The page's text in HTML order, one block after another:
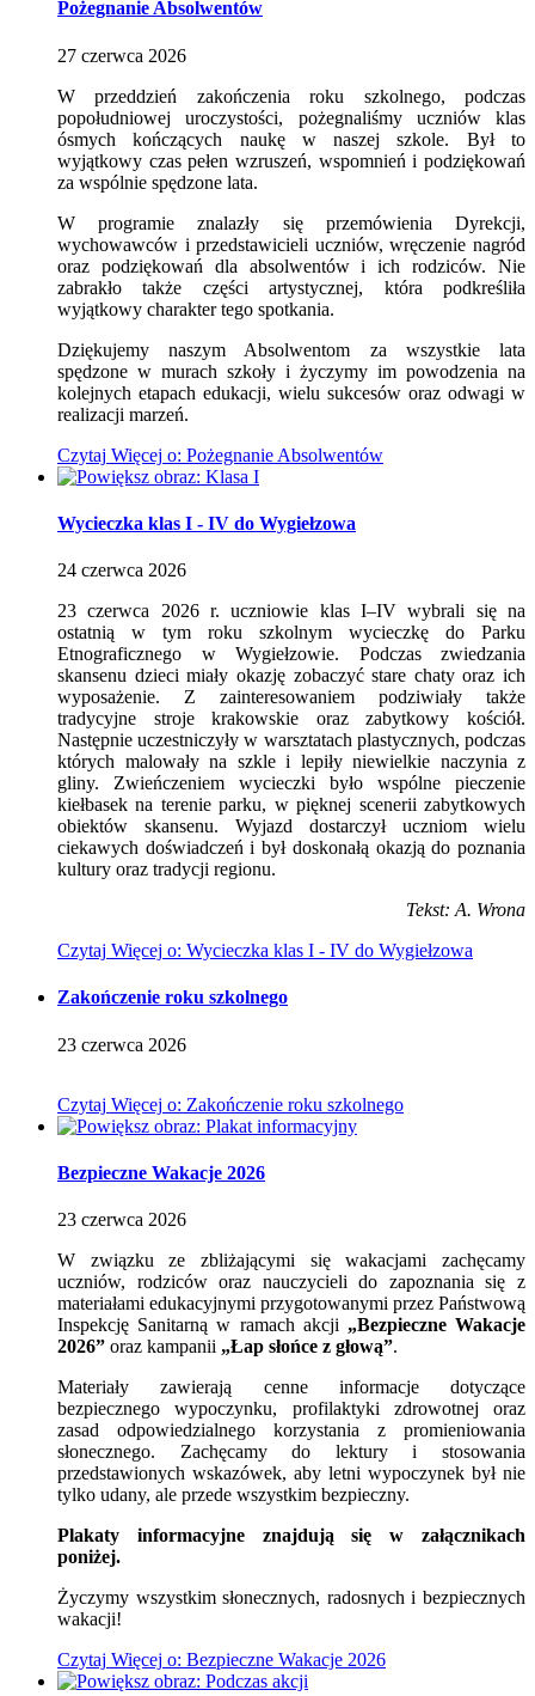
Pożegnanie Absolwentów
27 czerwca 2026
W przeddzień zakończenia roku szkolnego, podczas
popołudniowej uroczystości, pożegnaliśmy uczniów klas
ósmych kończących naukę w naszej szkole. Był to
wyjątkowy czas pełen wzruszeń, wspomnień i podziękowań
za wspólnie spędzone lata.
W programie znalazły się przemówienia Dyrekcji,
wychowawców i przedstawicieli uczniów, wręczenie nagród
oraz podziękowań dla absolwentów i ich rodziców. Nie
zabrakło także części artystycznej, która podkreśliła
wyjątkowy charakter tego spotkania.
Dziękujemy naszym Absolwentom za wszystkie lata
spędzone w murach szkoły i życzymy im powodzenia na
kolejnych etapach edukacji, wielu sukcesów oraz odwagi w
realizacji marzeń.
Czytaj Więcej o: Pożegnanie Absolwentów
Wycieczka klas I - IV do Wygiełzowa
24 czerwca 2026
23 czerwca 2026 r. uczniowie klas I–IV wybrali się na
ostatnią w tym roku szkolnym wycieczkę do Parku
Etnograficznego w Wygiełzowie. Podczas zwiedzania
skansenu dzieci miały okazję zobaczyć stare chaty oraz ich
wyposażenie. Z zainteresowaniem podziwiały także
tradycyjne stroje krakowskie oraz zabytkowy kościół.
Następnie uczestniczyły w warsztatach plastycznych, podczas
których malowały na szkle i lepiły niewielkie naczynia z
gliny. Zwieńczeniem wycieczki było wspólne pieczenie
kiełbasek na terenie parku, w pięknej scenerii zabytkowych
obiektów skansenu. Wyjazd dostarczył uczniom wielu
ciekawych doświadczeń i był doskonałą okazją do poznania
kultury oraz tradycji regionu.
Tekst: A. Wrona
Czytaj Więcej o: Wycieczka klas I - IV do Wygiełzowa
Zakończenie roku szkolnego
23 czerwca 2026
Czytaj Więcej o: Zakończenie roku szkolnego
Bezpieczne Wakacje 2026
23 czerwca 2026
W związku ze zbliżającymi się wakacjami zachęcamy
uczniów, rodziców oraz nauczycieli do zapoznania się z
materiałami edukacyjnymi przygotowanymi przez Państwową
Inspekcję Sanitarną w ramach akcji „Bezpieczne Wakacje
2026” oraz kampanii „Łap słońce z głową”.
Materiały zawierają cenne informacje dotyczące
bezpiecznego wypoczynku, profilaktyki zdrowotnej oraz
zasad odpowiedzialnego korzystania z promieniowania
słonecznego. Zachęcamy do lektury i stosowania
przedstawionych wskazówek, aby letni wypoczynek był nie
tylko udany, ale przede wszystkim bezpieczny.
Plakaty informacyjne znajdują się w załącznikach
poniżej.
Życzymy wszystkim słonecznych, radosnych i bezpiecznych
wakacji!
Czytaj Więcej o: Bezpieczne Wakacje 2026